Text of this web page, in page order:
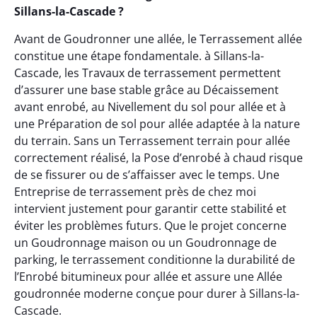
Sillans-la-Cascade ?
Avant de Goudronner une allée, le Terrassement allée
constitue une étape fondamentale. à Sillans-la-
Cascade, les Travaux de terrassement permettent
d’assurer une base stable grâce au Décaissement
avant enrobé, au Nivellement du sol pour allée et à
une Préparation de sol pour allée adaptée à la nature
du terrain. Sans un Terrassement terrain pour allée
correctement réalisé, la Pose d’enrobé à chaud risque
de se fissurer ou de s’affaisser avec le temps. Une
Entreprise de terrassement près de chez moi
intervient justement pour garantir cette stabilité et
éviter les problèmes futurs. Que le projet concerne
un Goudronnage maison ou un Goudronnage de
parking, le terrassement conditionne la durabilité de
l’Enrobé bitumineux pour allée et assure une Allée
goudronnée moderne conçue pour durer à Sillans-la-
Cascade.